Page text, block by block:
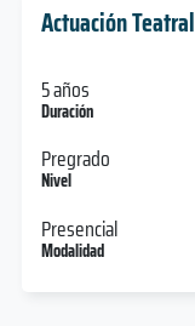
Actuación Teatral
5 años
Duración
Pregrado
Nivel
Presencial
Modalidad